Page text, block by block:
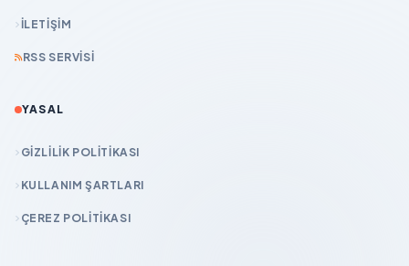
İLETIŞIM
RSS SERVISI
YASAL
GIZLILIK POLITIKASI
KULLANIM ŞARTLARI
ÇEREZ POLITIKASI